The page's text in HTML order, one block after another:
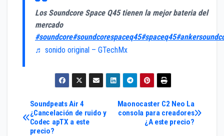
Los Soundcore Space Q45 tienen la mejor bateria del
mercado
#soundcore#soundcorespaceq45#spaceq45
♬ sonido original – GTechMx
Navegación
de
Maonocaster C2 Neo La
consola para creadores
¿A este precio?
Soundpeats Air 4
¿Cancelación de ruido y
Codec apTX a este
precio?